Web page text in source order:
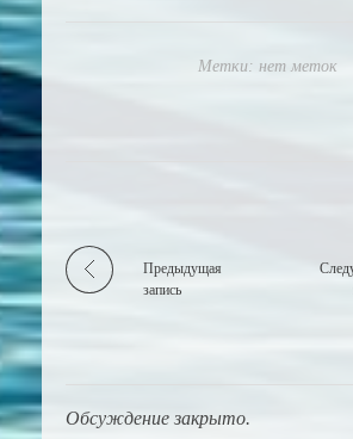
Метки: нет меток
Предыдущая
запись
Обсуждение закрыто.